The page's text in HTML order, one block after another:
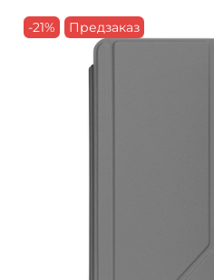
-21% Предзаказ